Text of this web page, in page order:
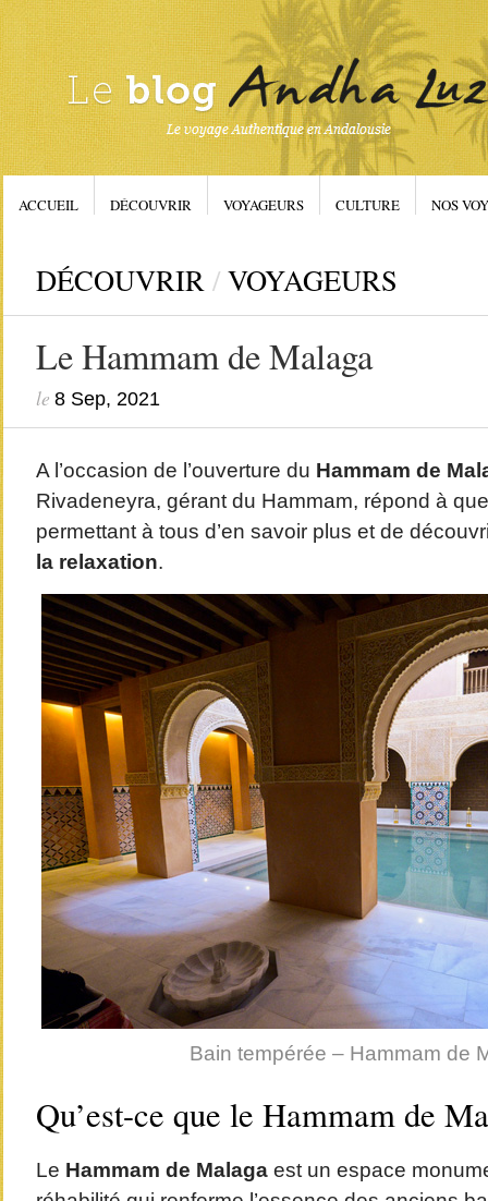
ACCUEIL DÉCOUVRIR VOYAGEURS CULTURE NOS
DÉCOUVRIR / VOYAGEURS
Le Hammam de Malaga
le 8 Sep, 2021
A l’occasion de l’ouverture du Hammam de
Rivadeneyra, gérant du Hammam, répond à
permettant à tous d’en savoir plus et de
la relaxation.
Bain tempérée – Hammam de
Qu’est-ce que le Hammam de
Le Hammam de Malagaest un espace